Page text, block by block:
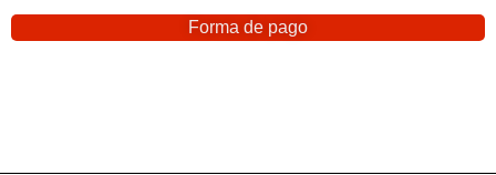
Forma de pago